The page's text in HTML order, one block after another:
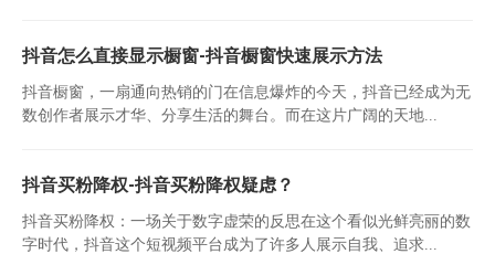
抖音怎么直接显示橱窗-抖音橱窗快速展示方法
抖音橱窗，一扇通向热销的门在信息爆炸的今天，抖音已经成为无
数创作者展示才华、分享生活的舞台。而在这片广阔的天地...
抖音买粉降权-抖音买粉降权疑虑？
抖音买粉降权：一场关于数字虚荣的反思在这个看似光鲜亮丽的数
字时代，抖音这个短视频平台成为了许多人展示自我、追求...